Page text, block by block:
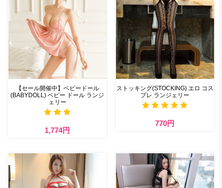
【セール開催中】ベビードール
(BABYDOLL) ベビー ドール ランジ
ェリー
1,774円
ストッキング(STOCKING) エロ コス
プレ ランジェリー
770円